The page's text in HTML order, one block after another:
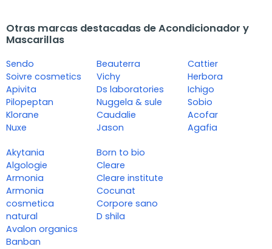
Otras marcas destacadas de Acondicionador y
Mascarillas
Sendo
Soivre cosmetics
Apivita
Pilopeptan
Klorane
Nuxe
Beauterra
Vichy
Ds laboratories
Nuggela & sule
Caudalie
Jason
Cattier
Herbora
Ichigo
Sobio
Acofar
Agafia
Akytania
Algologie
Armonia
Armonia
cosmetica
natural
Avalon organics
Banban
Born to bio
Cleare
Cleare institute
Cocunat
Corpore sano
D shila